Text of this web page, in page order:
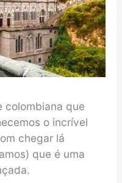
colombiana que
o incrível
chegar lá
que é uma